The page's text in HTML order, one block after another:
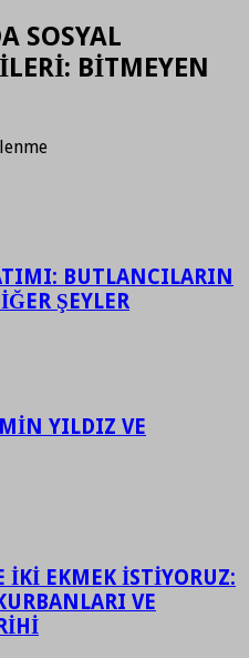
SOSYAL
BİTMEYEN
BUTLANCILARIN
ŞEYLER
YILDIZ VE
İKİ EKMEK İSTİYORUZ:
VE